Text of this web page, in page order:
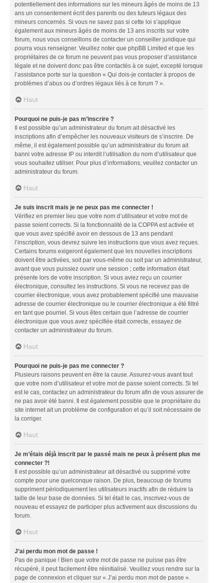
potentiellement des informations sur les mineurs âgés de moins de 13
ans un consentement écrit des parents ou des tuteurs légaux des
mineurs concernés. Si vous ne savez pas si cette loi s’applique
également aux mineurs âgés de moins de 13 ans inscrits sur votre
forum, nous vous conseillons de contacter un conseiller juridique qui
pourra vous renseigner. Veuillez noter que phpBB Limited et que les
propriétaires de ce forum ne peuvent pas vous proposer d’assistance
légale et ne doivent donc pas être contactés à ce sujet, excepté lorsque
l’assistance porte sur la question « Qui dois-je contacter à propos de
problèmes d’abus ou d’ordres légaux liés à ce forum ? ».
Haut
Pourquoi ne puis-je pas m’inscrire ?
Il est possible qu’un administrateur du forum ait désactivé les
inscriptions afin d’empêcher les nouveaux visiteurs de s’inscrire. De
même, il est également possible qu’un administrateur du forum ait
banni votre adresse IP ou interdit l’utilisation du nom d’utilisateur que
vous souhaitez utiliser. Pour plus d’informations, veuillez contacter un
administrateur du forum.
Haut
Je suis inscrit mais je ne peux pas me connecter !
Vérifiez en premier lieu que votre nom d’utilisateur et votre mot de
passe soient corrects. Si la fonctionnalité de la COPPA est activée et
que vous avez spécifié avoir en dessous de 13 ans pendant
l’inscription, vous devrez suivre les instructions que vous avez reçues.
Certains forums exigeront également que les nouvelles inscriptions
doivent être activées, soit par vous-même ou soit par un administrateur,
avant que vous puissiez ouvrir une session ; cette information était
présente lors de votre inscription. Si vous aviez reçu un courrier
électronique, consultez les instructions. Si vous ne recevez pas de
courrier électronique, vous avez probablement spécifié une mauvaise
adresse de courrier électronique ou le courrier électronique a été filtré
en tant que pourriel. Si vous êtes certain que l’adresse de courrier
électronique que vous avez spécifiée était correcte, essayez de
contacter un administrateur du forum.
Haut
Pourquoi ne puis-je pas me connecter ?
Plusieurs raisons peuvent en être la cause. Assurez-vous avant tout
que votre nom d’utilisateur et votre mot de passe soient corrects. Si tel
est le cas, contactez un administrateur du forum afin de vous assurer de
ne pas avoir été banni. Il est également possible que le propriétaire du
site internet ait un problème de configuration et qu’il soit nécessaire de
la corriger.
Haut
Je m’étais déjà inscrit par le passé mais ne peux à présent plus me
connecter ?!
Il est possible qu’un administrateur ait désactivé ou supprimé votre
compte pour une quelconque raison. De plus, beaucoup de forums
suppriment périodiquement les utilisateurs inactifs afin de réduire la
taille de leur base de données. Si tel était le cas, inscrivez-vous de
nouveau et essayez de participer plus activement aux discussions du
forum.
Haut
J’ai perdu mon mot de passe !
Pas de panique ! Bien que votre mot de passe ne puisse pas être
récupéré, il peut facilement être réinitialisé. Veuillez vous rendre sur la
page de connexion et cliquer sur « J’ai perdu mon mot de passe ».